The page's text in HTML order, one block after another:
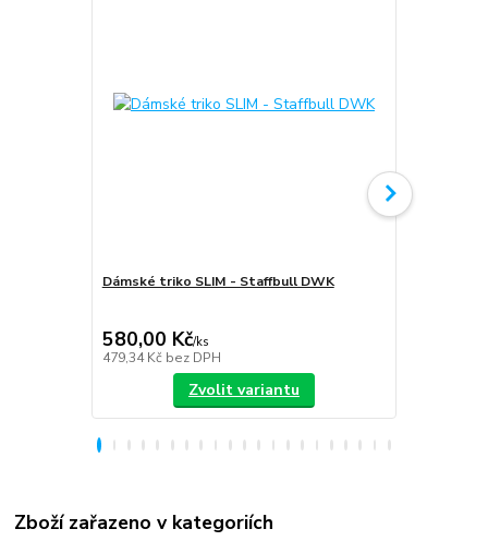
Dámské triko SLIM - Staffbull DWK
580,00 Kč/ks
479,34 Kč bez DPH
Zvolit variantu
Zboží zařazeno v kategoriích